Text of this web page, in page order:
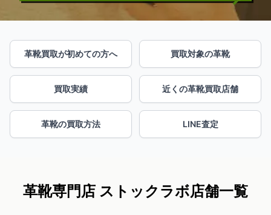
革靴買取が初めての方へ 買取対象の革靴
買取実績 近くの革靴買取店舗
革靴の買取方法 LINE査定
革靴専門店 ストックラボ店舗一覧